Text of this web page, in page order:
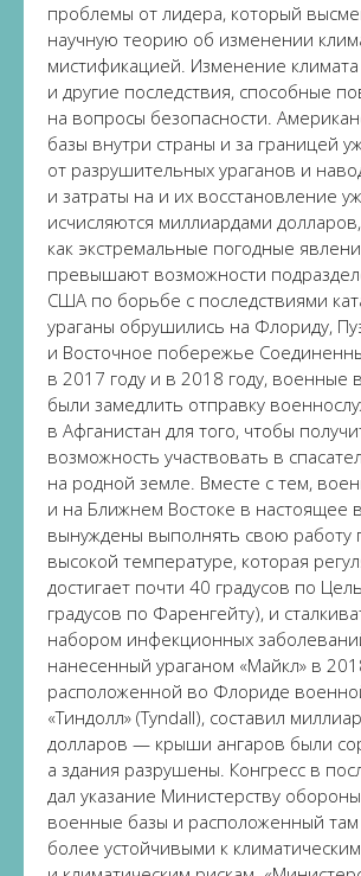
проблемы от лидера, который
научную теорию об изменении
мистификацией. Изменение
и другие последствия, способные
на вопросы безопасности.
базы внутри страны и за границей
от разрушительных ураганов и
и затраты на и их восстановление
исчисляются миллиардами долларов,
как экстремальные погодные
превышают возможности
США по борьбе с последствиями
ураганы обрушились на Флориду,
и Восточное побережье
в 2017 году и в 2018 году, военные
были замедлить отправку
в Афганистан для того, чтобы
возможность участвовать в
на родной земле. Вместе с тем,
и на Ближнем Востоке в настоящее
вынуждены выполнять свою работу
высокой температуре, которая
достигает почти 40 градусов по
градусов по Фаренгейту), и
набором инфекционных
нанесенный ураганом «Майкл» в
расположенной во Флориде
«Тиндолл» (Tyndall), составил
долларов — крыши ангаров были
а здания разрушены. Конгресс в
дал указание Министерству
военные базы и расположенный там
более устойчивыми к